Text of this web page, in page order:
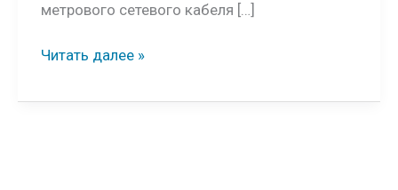
метрового сетевого кабеля […]
Розетка
варочной
Читать далее »